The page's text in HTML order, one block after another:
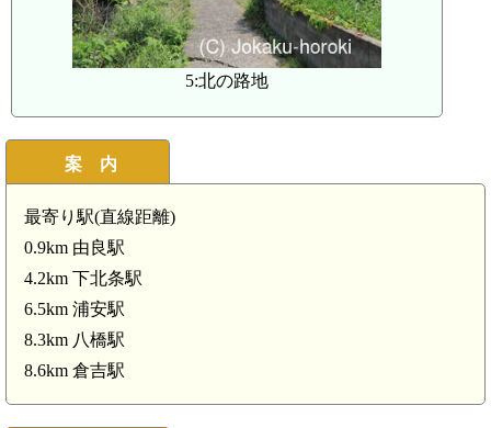
5:北の路地
案 内
最寄り駅(直線距離)
0.9km 由良駅
4.2km 下北条駅
6.5km 浦安駅
8.3km 八橋駅
8.6km 倉吉駅